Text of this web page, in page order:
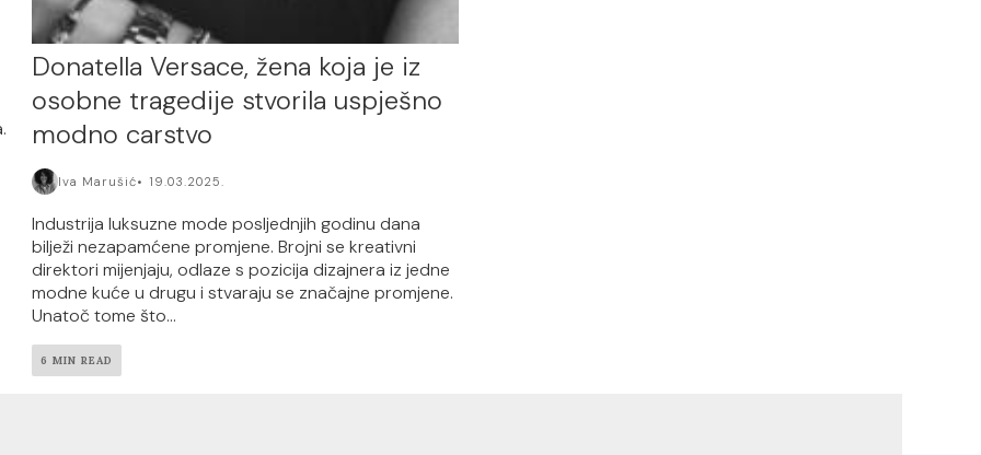
Donatella Versace, žena koja je iz
osobne tragedije stvorila uspješno
modno carstvo
Iva Marušić 19.03.2025.
Industrija luksuzne mode posljednjih godinu dana
bilježi nezapamćene promjene. Brojni se kreativni
direktori mijenjaju, odlaze s pozicija dizajnera iz jedne
modne kuće u drugu i stvaraju se značajne promjene.
Unatoč tome što...
6 MIN READ